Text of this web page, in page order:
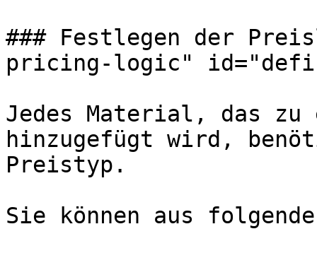
### Festlegen der
pricing-logic"
Jedes Material, das
hinzugefügt wird,
Preistyp.
Sie können aus